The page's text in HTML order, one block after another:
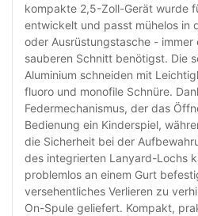
kompakte 2,5-Zoll-Gerät wurde
entwickelt und passt mühelos in
oder Ausrüstungstasche - immer
sauberen Schnitt benötigst. Die
Aluminium schneiden mit
fluoro und monofile Schnüre.
Federmechanismus, der das
Bedienung ein Kinderspiel,
die Sicherheit bei der
des integrierten Lanyard-Lochs
problemlos an einem Gurt
versehentliches Verlieren zu
On-Spule geliefert. Kompakt,